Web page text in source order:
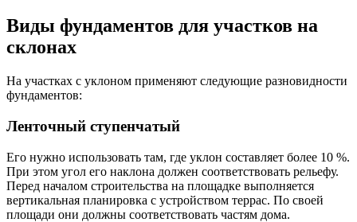
Виды фундаментов для участков на
склонах
На участках с уклоном применяют следующие разновидности
фундаментов:
Ленточный ступенчатый
Его нужно использовать там, где уклон составляет более 10 %.
При этом угол его наклона должен соответствовать рельефу.
Перед началом строительства на площадке выполняется
вертикальная планировка с устройством террас. По своей
площади они должны соответствовать частям дома.